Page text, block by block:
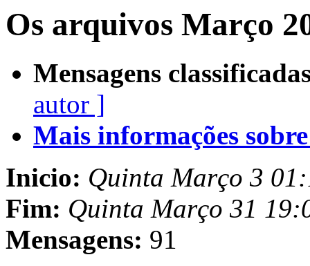
Os arquivos Março
Mensagens
autor ]
Mais informações
Inicio: Quinta Março 3
Fim: Quinta Março 31
Mensagens: 91